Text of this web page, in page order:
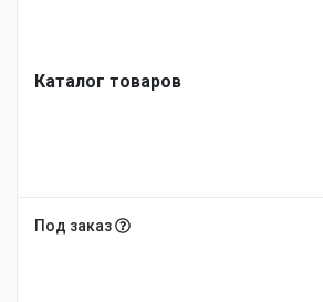
Каталог товаров
Под заказ